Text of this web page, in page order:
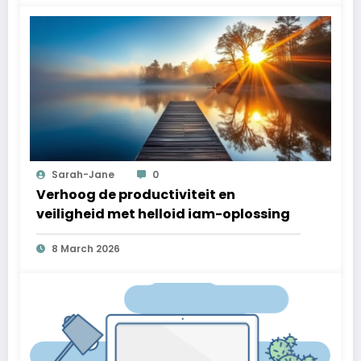
Sarah-Jane 0
Verhoog de productiviteit en
veiligheid met helloid iam-oplossing
8 March 2026